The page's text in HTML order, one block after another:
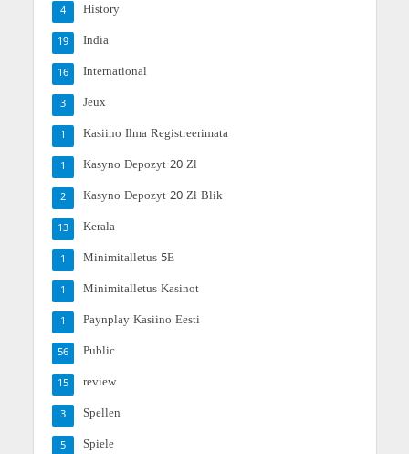
History
4
India
19
International
16
Jeux
3
Kasiino Ilma Registreerimata
1
Kasyno Depozyt 20 Zł
1
Kasyno Depozyt 20 Zł Blik
2
Kerala
13
Minimitalletus 5E
1
Minimitalletus Kasinot
1
Paynplay Kasiino Eesti
1
Public
56
review
15
Spellen
3
Spiele
5